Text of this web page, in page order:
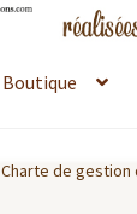
Boutique
Charte de